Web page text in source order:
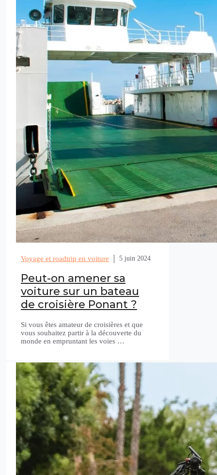
Voyage et roadtrip en voiture 5 juin 2024
Peut-on amener sa
voiture sur un bateau
de croisière Ponant ?
Si vous êtes amateur de croisières et que
vous souhaitez partir à la découverte du
monde en empruntant les voies …